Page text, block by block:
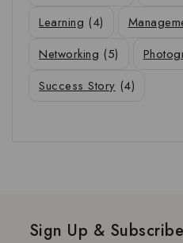
Learning (4)
Networking (5)
Success Story (4)
Sign Up &